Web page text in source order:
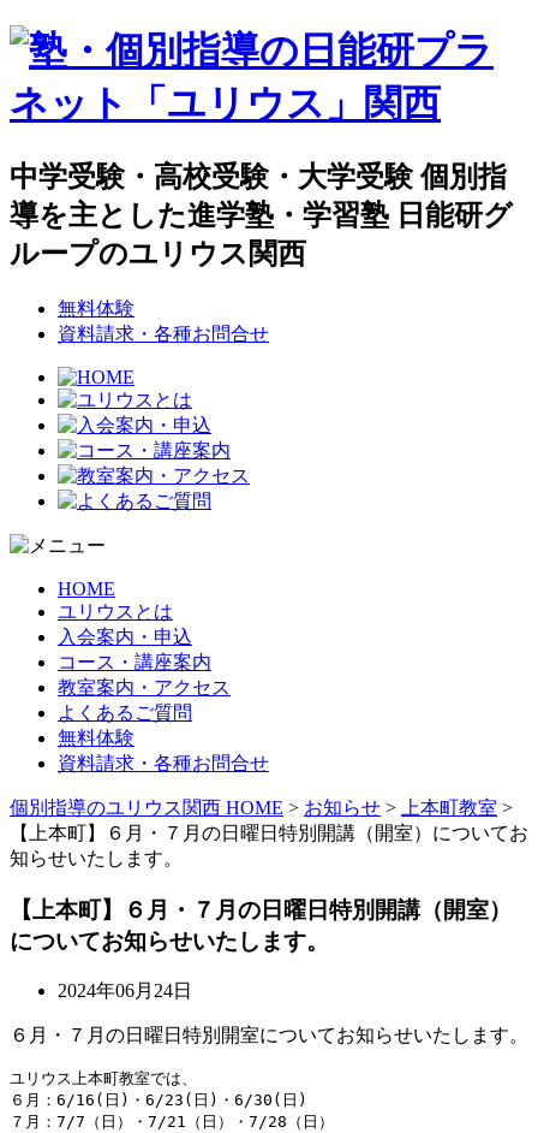
中学受験・高校受験・大学受験 個別指
導を主とした進学塾・学習塾 日能研グ
ループのユリウス関西
無料体験
資料請求・各種お問合せ
HOME
ユリウスとは
入会案内・申込
コース・講座案内
教室案内・アクセス
よくあるご質問
無料体験
資料請求・各種お問合せ
個別指導のユリウス関西 HOME > お知らせ > 上本町教室 >
【上本町】６月・７月の日曜日特別開講（開室）についてお
知らせいたします。
【上本町】６月・７月の日曜日特別開講（開室）
についてお知らせいたします。
2024年06月24日
６月・７月の日曜日特別開室についてお知らせいたします。
ユリウス上本町教室では、
６月：6/16(日)・6/23(日)・6/30(日)
７月：7/7（日）・7/21（日）・7/28（日）